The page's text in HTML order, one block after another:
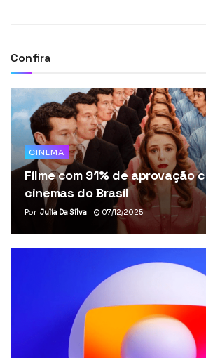
Confira
CINEMA
Filme com 91% de aprovação
cinemas do Brasil
Por Julia Da Silva 07/12/2025